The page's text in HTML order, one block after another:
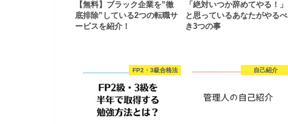
【無料】ブラック企業を”徹
底排除”している2つの転職サ
ービスを紹介！
「絶対いつか辞めてやる！」
と思っているあなたがやるべ
き3つの事
FP2・3級合格法 自己紹介